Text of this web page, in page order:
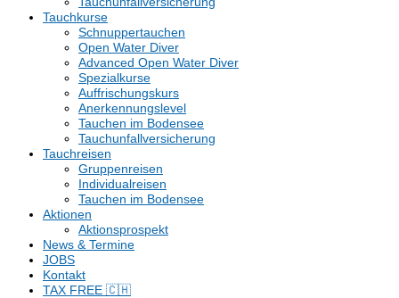
Tauchkurse
Schnuppertauchen
Open Water Diver
Advanced Open Water Diver
Spezialkurse
Auffrischungskurs
Anerkennungslevel
Tauchen im Bodensee
Tauchunfallversicherung
Tauchreisen
Gruppenreisen
Individualreisen
Tauchen im Bodensee
Aktionen
Aktionsprospekt
News & Termine
JOBS
Kontakt
TAX FREE 🇨🇭